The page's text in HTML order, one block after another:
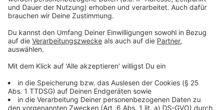
Grauwasser verlegt werden muss.
Das Klimawandel verändert unser
Anzeige